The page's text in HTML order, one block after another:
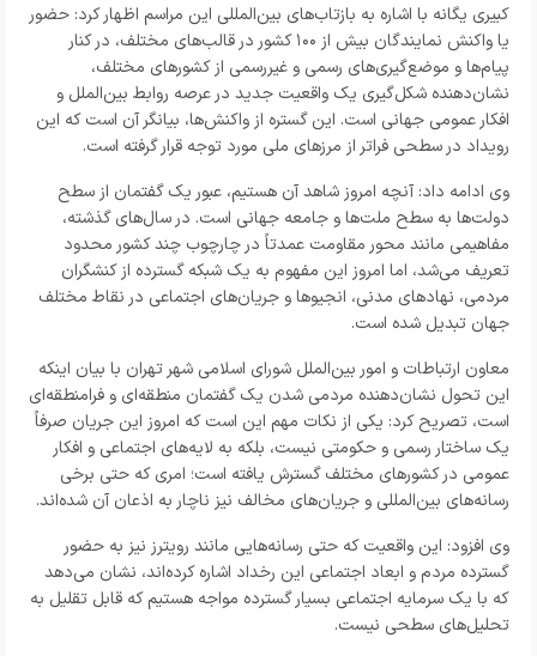
کبیری یگانه با اشاره به بازتاب‌های بین‌المللی این مراسم اظهار کرد: حضور
یا واکنش نمایندگان بیش از ۱۰۰ کشور در قالب‌های مختلف، در کنار
پیام‌ها و موضع‌گیری‌های رسمی و غیررسمی از کشورهای مختلف،
نشان‌دهنده شکل‌گیری یک واقعیت جدید در عرصه روابط بین‌الملل و
افکار عمومی جهانی است. این گستره از واکنش‌ها، بیانگر آن است که این
رویداد در سطحی فراتر از مرزهای ملی مورد توجه قرار گرفته است.
وی ادامه داد: آنچه امروز شاهد آن هستیم، عبور یک گفتمان از سطح
دولت‌ها به سطح ملت‌ها و جامعه جهانی است. در سال‌های گذشته،
مفاهیمی مانند محور مقاومت عمدتاً در چارچوب چند کشور محدود
تعریف می‌شد، اما امروز این مفهوم به یک شبکه گسترده از کنشگران
مردمی، نهادهای مدنی، انجیوها و جریان‌های اجتماعی در نقاط مختلف
جهان تبدیل شده است.
معاون ارتباطات و امور بین‌الملل شورای اسلامی شهر تهران با بیان اینکه
این تحول نشان‌دهنده مردمی شدن یک گفتمان منطقه‌ای و فرامنطقه‌ای
است، تصریح کرد: یکی از نکات مهم این است که امروز این جریان صرفاً
یک ساختار رسمی و حکومتی نیست، بلکه به لایه‌های اجتماعی و افکار
عمومی در کشورهای مختلف گسترش یافته است؛ امری که حتی برخی
رسانه‌های بین‌المللی و جریان‌های مخالف نیز ناچار به اذعان آن شده‌اند.
وی افزود: این واقعیت که حتی رسانه‌هایی مانند رویترز نیز به حضور
گسترده مردم و ابعاد اجتماعی این رخداد اشاره کرده‌اند، نشان می‌دهد
که با یک سرمایه اجتماعی بسیار گسترده مواجه هستیم که قابل تقلیل به
تحلیل‌های سطحی نیست.